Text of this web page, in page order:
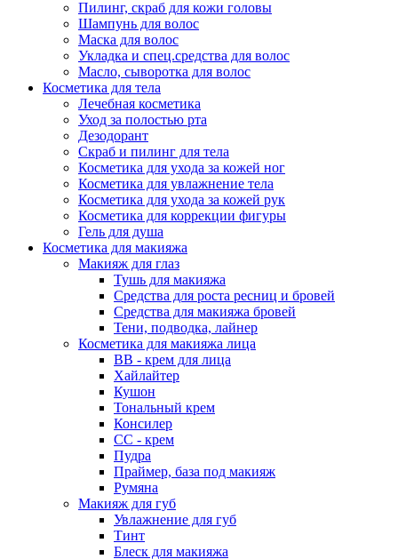
Пилинг, скраб для кожи головы
Шампунь для волос
Маска для волос
Укладка и спец.средства для волос
Масло, сыворотка для волос
Косметика для тела
Лечебная косметика
Уход за полостью рта
Дезодорант
Скраб и пилинг для тела
Косметика для ухода за кожей ног
Косметика для увлажнение тела
Косметика для ухода за кожей рук
Косметика для коррекции фигуры
Гель для душа
Косметика для макияжа
Макияж для глаз
Тушь для макияжа
Средства для роста ресниц и бровей
Средства для макияжа бровей
Тени, подводка, лайнер
Косметика для макияжа лица
ВВ - крем для лица
Хайлайтер
Кушон
Тональный крем
Консилер
СС - крем
Пудра
Праймер, база под макияж
Румяна
Макияж для губ
Увлажнение для губ
Тинт
Блеск для макияжа